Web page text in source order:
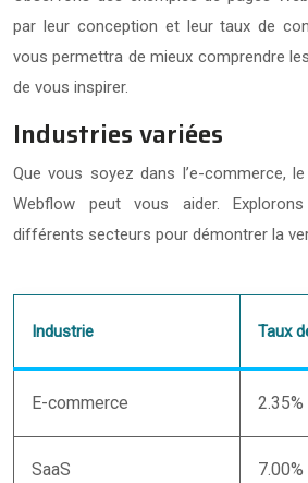
par leur conception et leur taux de
vous permettra de mieux comprendre
de vous inspirer.
Industries variées
Que vous soyez dans l’e-commerce,
Webflow peut vous aider.
différents secteurs pour démontrer la
Industrie Taux
E-commerce 2.35%
SaaS 7.00%